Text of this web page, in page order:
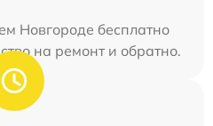
Новгороде бесплатно
на ремонт и обратно.